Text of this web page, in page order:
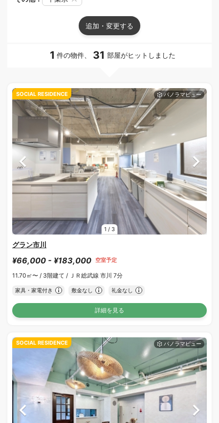
追加・変更する
1 件の物件、 31 部屋がヒットしました
1 / 3
SOCIAL RESIDENCE
グラン市川
¥66,000 - ¥183,000 空室予定
11.70㎡〜 / 3階建て / ＪＲ総武線 市川 7分
家具・家電付き 敷金なし 礼金なし
詳細を見る
SOCIAL RESIDENCE